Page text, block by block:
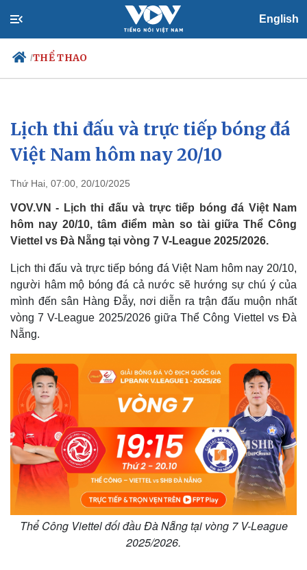
English
/THỂ THAO
Chính trị
Đảng
Tổ chức nhân sự
Nhận diện sự thật
Xã hội
Tin 24h
Dự báo thời tiết
Việc làm
Biển đảo
Lịch thi đấu và trực tiếp bóng đá
Việt Nam hôm nay 20/10
Thứ Hai, 07:00, 20/10/2025
VOV.VN - Lịch thi đấu và trực tiếp bóng đá Việt Nam
hôm nay 20/10, tâm điểm màn so tài giữa Thể Công
Viettel vs Đà Nẵng tại vòng 7 V-League 2025/2026.
Lịch thi đấu và trực tiếp bóng đá Việt Nam hôm nay 20/10,
người hâm mộ bóng đá cả nước sẽ hướng sự chú ý của
mình đến sân Hàng Đẫy, nơi diễn ra trận đấu muộn nhất
vòng 7 V-League 2025/2026 giữa Thể Công Viettel vs Đà
Nẵng.
Thể Công Viettel đối đầu Đà Nẵng tại vòng 7 V-League
2025/2026.